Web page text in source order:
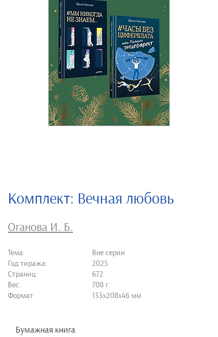
Комплект: Вечная любовь
Оганова И. Б.
Тема:
Вне серии
Год тиража:
2025
Страниц:
672
Вес:
708 г.
Формат:
133х208х46 мм
Бумажная книга